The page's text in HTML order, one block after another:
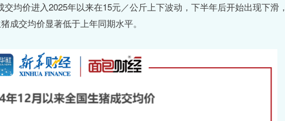
均价进入2025年以来在15元／公斤上下波动，下半年后开始出现下滑，
成交均价显著低于上年同期水平。